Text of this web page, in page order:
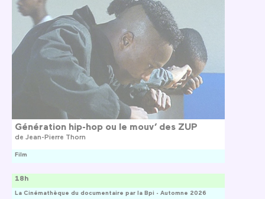
Génération hip-hop ou le mouv’ des ZUP
de Jean-Pierre Thorn
Film
La Cinémathèque du documentaire par la Bpi - Automne 2026
18h